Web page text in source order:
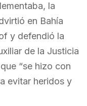
la
en Bahía
y defendió la
de la Justicia
“se hizo con
evitar heridos y